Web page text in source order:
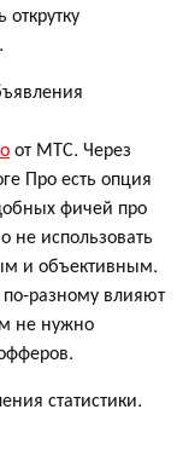
от МТС. Через
Про есть опция
фичей про
не использовать
и объективным.
по-разному влияют
не нужно
статистики.